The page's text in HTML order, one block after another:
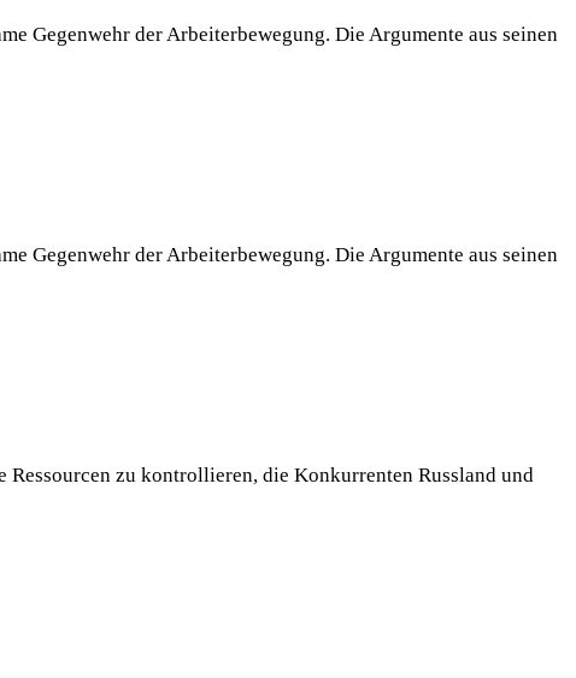
Gegenwehr der Arbeiterbewegung. Die Argumente aus seinen
Gegenwehr der Arbeiterbewegung. Die Argumente aus seinen
Ressourcen zu kontrollieren, die Konkurrenten Russland und